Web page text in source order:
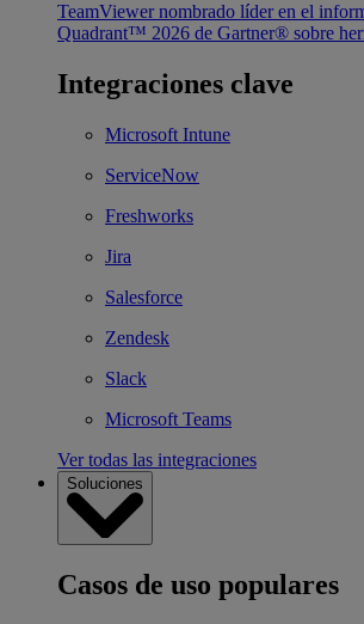
TeamViewer nombrado líder en el
Quadrant™ 2026 de Gartner® sobre
Integraciones clave
Microsoft Intune
ServiceNow
Freshworks
Jira
Salesforce
Zendesk
Slack
Microsoft Teams
Ver todas las integraciones
Soluciones
Casos de uso populares